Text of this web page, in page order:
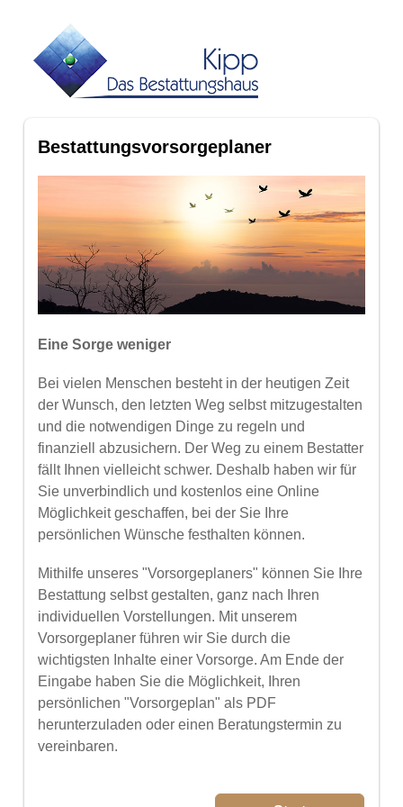
Bestattungsvorsorgeplaner
Eine Sorge weniger
Bei vielen Menschen besteht in der heutigen Zeit
der Wunsch, den letzten Weg selbst mitzugestalten
und die notwendigen Dinge zu regeln und
finanziell abzusichern. Der Weg zu einem Bestatter
fällt Ihnen vielleicht schwer. Deshalb haben wir für
Sie unverbindlich und kostenlos eine Online
Möglichkeit geschaffen, bei der Sie Ihre
persönlichen Wünsche festhalten können.
Mithilfe unseres "Vorsorgeplaners" können Sie Ihre
Bestattung selbst gestalten, ganz nach Ihren
individuellen Vorstellungen. Mit unserem
Vorsorgeplaner führen wir Sie durch die
wichtigsten Inhalte einer Vorsorge. Am Ende der
Eingabe haben Sie die Möglichkeit, Ihren
persönlichen "Vorsorgeplan" als PDF
herunterzuladen oder einen Beratungstermin zu
vereinbaren.